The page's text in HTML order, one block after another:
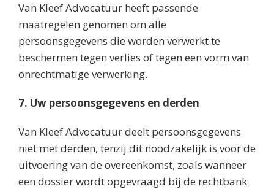
Van Kleef Advocatuur heeft passende
maatregelen genomen om alle
persoonsgegevens die worden verwerkt te
beschermen tegen verlies of tegen een vorm van
onrechtmatige verwerking.
7. Uw persoonsgegevens en derden
Van Kleef Advocatuur deelt persoonsgegevens
niet met derden, tenzij dit noodzakelijk is voor de
uitvoering van de overeenkomst, zoals wanneer
een dossier wordt opgevraagd bij de rechtbank